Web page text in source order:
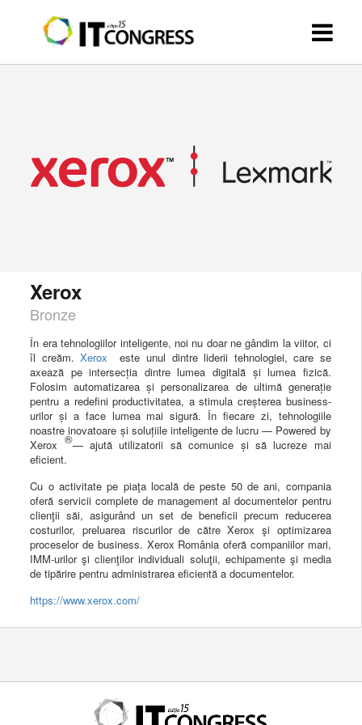
Xerox
Bronze
În era tehnologiilor inteligente, noi nu doar ne gândim la viitor, ci
îl creăm.Xerox
este unul dintre liderii tehnologiei, care se
axează pe intersecția dintre lumea digitală și lumea fizică.
Folosim automatizarea și personalizarea de ultimă generație
pentru a redefini productivitatea, a stimula creșterea business-
urilor și a face lumea mai sigură. În fiecare zi, tehnologiile
noastre inovatoare și soluțiile inteligente de lucru — Powered by
Xerox ®— ajută utilizatorii să comunice și să lucreze mai
eficient.
Cu o activitate pe piaţa locală de peste 50 de ani, compania
oferă servicii complete de management al documentelor pentru
clienţii săi, asigurând un set de beneficii precum reducerea
costurilor, preluarea riscurilor de către Xerox şi optimizarea
proceselor de business. Xerox România oferă companiilor mari,
IMM-urilor şi clienţilor individuali soluţii, echipamente şi media
de tipărire pentru administrarea eficientă a documentelor.
https://www.xerox.com/